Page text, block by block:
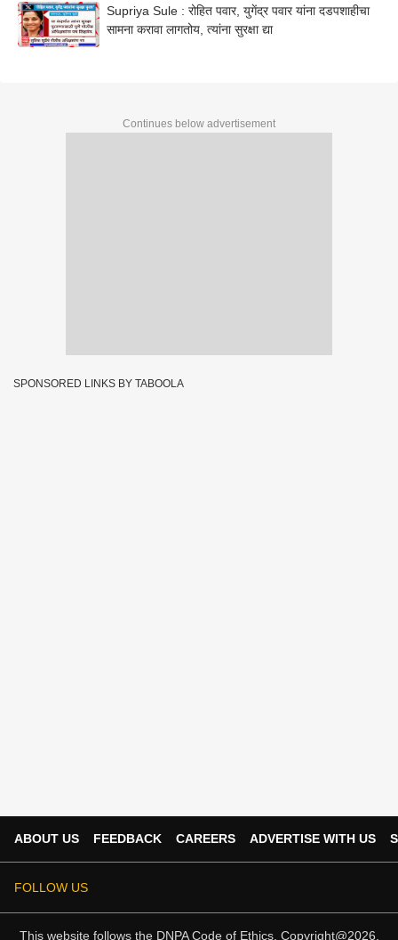
Supriya Sule : रोहित पवार, युगेंद्र पवार यांना दडपशाहीचा
सामना करावा लागतोय, त्यांना सुरक्षा द्या
Continues below advertisement
SPONSORED LINKS BY TABOOLA
ABOUT US FEEDBACK CAREERS ADVERTISE WITH US
FOLLOW US
This website follows the DNPA Code of Ethics. Copyright@2026.